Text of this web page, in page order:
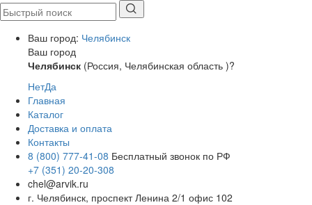
Ваш город: Челябинск
Ваш город
Челябинск (Россия, Челябинская область )?
НетДа
Главная
Каталог
Доставка и оплата
Контакты
8 (800) 777-41-08 Бесплатный звонок по РФ
+7 (351) 20-20-308
chel@arvik.ru
г. Челябинск, проспект Ленина 2/1 офис 102